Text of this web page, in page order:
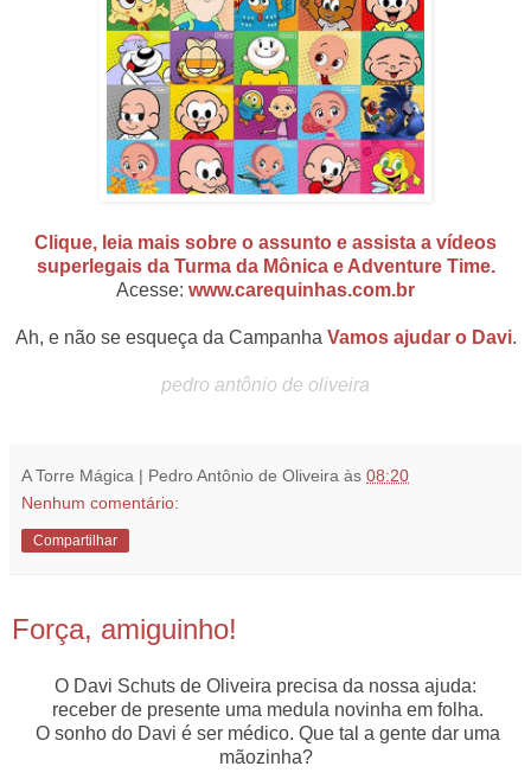
Clique, leia mais sobre o assunto e assista a vídeos
superlegais da Turma da Mônica e Adventure Time.
Acesse: www.carequinhas.com.br
Ah, e não se esqueça da Campanha Vamos ajudar o Davi.
pedro antônio de oliveira
A Torre Mágica | Pedro Antônio de Oliveira às 08:20
Nenhum comentário:
Compartilhar
Força, amiguinho!
O Davi Schuts de Oliveira precisa da nossa ajuda:
receber de presente uma medula novinha em folha.
O sonho do Davi é ser médico. Que tal a gente dar uma
mãozinha?